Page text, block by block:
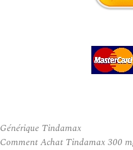
Générique Tindamax
Comment Achat Tindamax 300